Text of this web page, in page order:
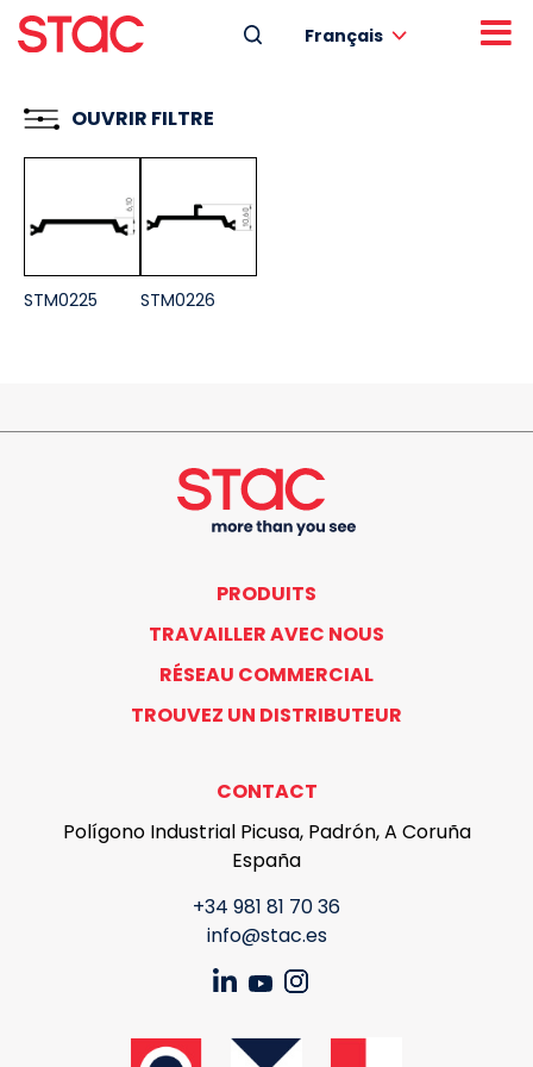
Français
OUVRIR FILTRE
STM0225 STM0226
PRODUITS
TRAVAILLER AVEC NOUS
RÉSEAU COMMERCIAL
TROUVEZ UN DISTRIBUTEUR
CONTACT
Polígono Industrial Picusa, Padrón, A Coruña
España
+34 981 81 70 36
info@stac.es